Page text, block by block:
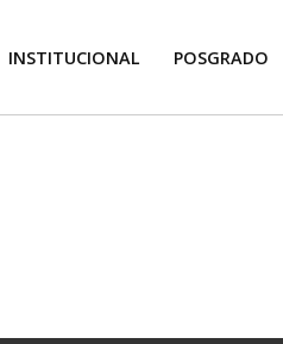
INSTITUCIONAL POSGRADO